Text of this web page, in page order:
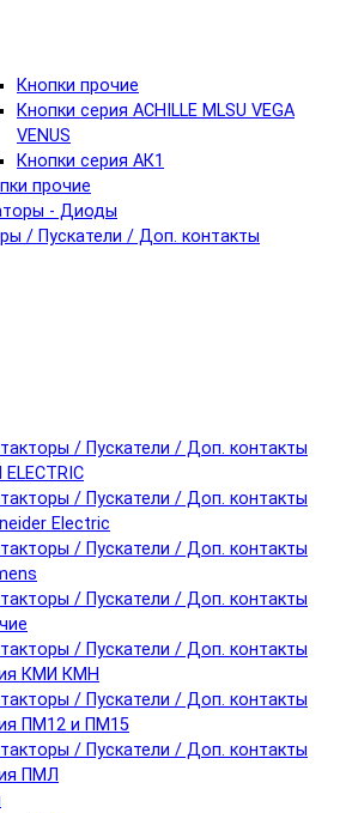
Кнопки прочие
Кнопки серия ACHILLE MLSU VEGA
VENUS
Кнопки серия АК1
прочие
- Диоды
/ Пускатели / Доп. контакты
/ Пускатели / Доп. контакты
ELECTRIC
/ Пускатели / Доп. контакты
Electric
/ Пускатели / Доп. контакты
/ Пускатели / Доп. контакты
/ Пускатели / Доп. контакты
КМИ КМН
/ Пускатели / Доп. контакты
ПМ12 и ПМ15
/ Пускатели / Доп. контакты
ПМЛ